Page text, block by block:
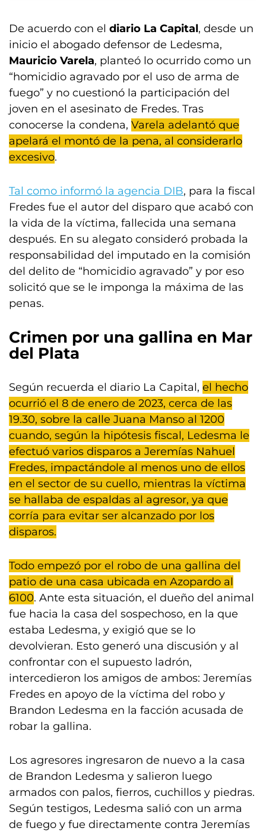
De acuerdo con el diario La Capital, desde un
inicio el abogado defensor de Ledesma,
Mauricio Varela, planteó lo ocurrido como un
“homicidio agravado por el uso de arma de
fuego” y no cuestionó la participación del
joven en el asesinato de Fredes. Tras
conocerse la condena, Varela adelantó que
apelará el montó de la pena, al considerarlo
excesivo.
Tal como informó la agencia DIB, para la fiscal
Fredes fue el autor del disparo que acabó con
la vida de la víctima, fallecida una semana
después. En su alegato consideró probada la
responsabilidad del imputado en la comisión
del delito de “homicidio agravado” y por eso
solicitó que se le imponga la máxima de las
penas.
Crimen por una gallina en Mar
del Plata
Según recuerda el diario La Capital, el hecho
ocurrió el 8 de enero de 2023, cerca de las
19.30, sobre la calle Juana Manso al 1200
cuando, según la hipótesis fiscal, Ledesma le
efectuó varios disparos a Jeremías Nahuel
Fredes, impactándole al menos uno de ellos
en el sector de su cuello, mientras la víctima
se hallaba de espaldas al agresor, ya que
corría para evitar ser alcanzado por los
disparos.
Todo empezó por el robo de una gallina del
patio de una casa ubicada en Azopardo al
6100. Ante esta situación, el dueño del animal
fue hacia la casa del sospechoso, en la que
estaba Ledesma, y exigió que se lo
devolvieran. Esto generó una discusión y al
confrontar con el supuesto ladrón,
intercedieron los amigos de ambos: Jeremías
Fredes en apoyo de la víctima del robo y
Brandon Ledesma en la facción acusada de
robar la gallina.
Los agresores ingresaron de nuevo a la casa
de Brandon Ledesma y salieron luego
armados con palos, fierros, cuchillos y piedras.
Según testigos, Ledesma salió con un arma
de fuego y fue directamente contra Jeremías